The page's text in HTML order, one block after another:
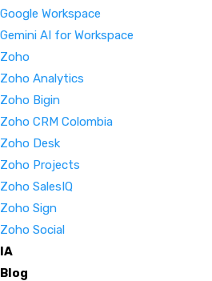
Google Workspace
Gemini AI for Workspace
Zoho
Zoho Analytics
Zoho Bigin
Zoho CRM Colombia
Zoho Desk
Zoho Projects
Zoho SalesIQ
Zoho Sign
Zoho Social
IA
Blog